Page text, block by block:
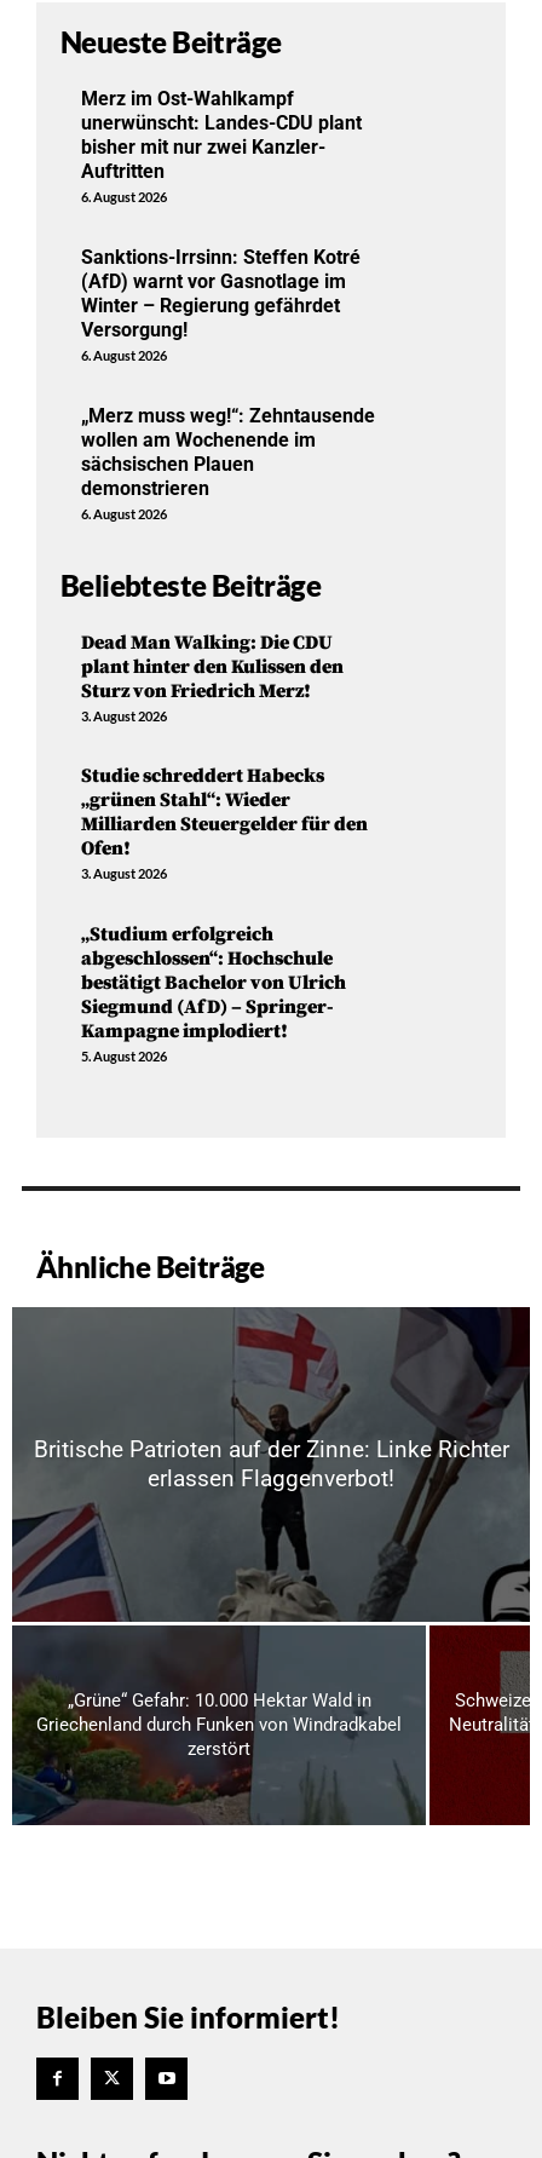
Neueste Beiträge
Merz im Ost-Wahlkampf
unerwünscht: Landes-CDU plant
bisher mit nur zwei Kanzler-
Auftritten
6. August 2026
Sanktions-Irrsinn: Steffen Kotré
(AfD) warnt vor Gasnotlage im
Winter – Regierung gefährdet
Versorgung!
6. August 2026
„Merz muss weg!“: Zehntausende
wollen am Wochenende im
sächsischen Plauen
demonstrieren
6. August 2026
Beliebteste Beiträge
Dead Man Walking: Die CDU
plant hinter den Kulissen den
Sturz von Friedrich Merz!
3. August 2026
Studie schreddert Habecks
„grünen Stahl“: Wieder
Milliarden Steuergelder für den
Ofen!
3. August 2026
„Studium erfolgreich
abgeschlossen“: Hochschule
bestätigt Bachelor von Ulrich
Siegmund (AfD) – Springer-
Kampagne implodiert!
5. August 2026
Ähnliche Beiträge
Britische Patrioten auf der Zinne: Linke Richter
erlassen Flaggenverbot!
„Grüne“ Gefahr: 10.000 Hektar Wald in
Griechenland durch Funken von Windradkabel
zerstört
Neutralität
Bleiben Sie informiert!